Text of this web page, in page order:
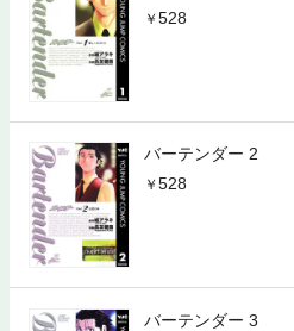
528
バーテンダー 2
528
バーテンダー 3